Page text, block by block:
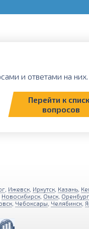
и ответами на
Перейти к
вопросов
Ижевск Иркутск Казань
Новосибирск Омск Оренбург
Чебоксары Челябинск